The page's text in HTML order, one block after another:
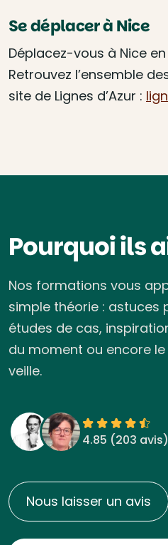
Se déplacer à Nice
Déplacez-vous à Nice
Retrouvez l’ensemble
site de Lignes d’Azur :
Pourquoi ils
Nos formations vous
simple théorie : astuces
études de cas,
du moment ou encore
veille.
4.85 (203 avis)
Nous laisser un avis